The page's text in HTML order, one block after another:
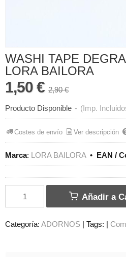
WASHI TAPE
LORA BAILORA
1,50 € 2,90 €
Producto Disponible - (Imp.
Costes de envío Ver descripción
Marca: LORA BAILORA• EAN /
Añadir a
Categoría: ADORNOS Tags: